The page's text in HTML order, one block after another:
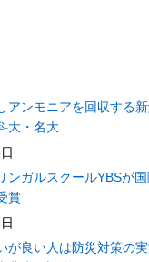
アンモニアを回収する
大・名大
ンガルスクールYBSが
賞
が良い人は防災対策の